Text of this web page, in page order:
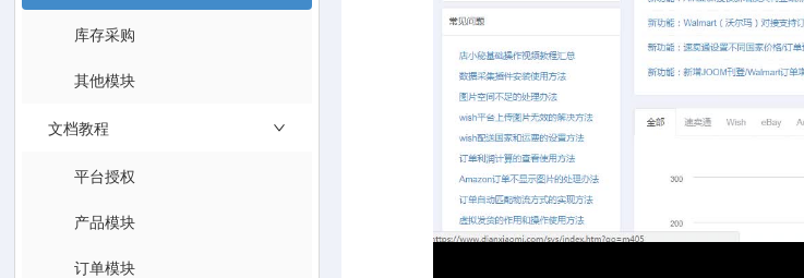
库存采购
其他模块
文档教程
平台授权
产品模块
订单模块